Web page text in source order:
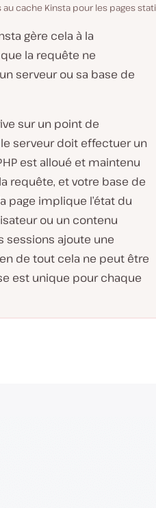
au cache Kinsta pour les pages
gère cela à la
la requête ne
serveur ou sa base de
sur un point de
serveur doit effectuer un
est alloué et maintenu
requête, et votre base de
page implique l’état du
ou un contenu
sessions ajoute une
de tout cela ne peut être
est unique pour chaque